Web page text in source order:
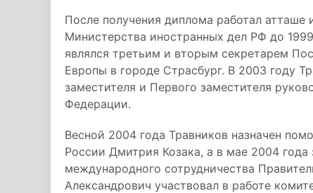
После получения диплома работал
Министерства иностранных дел РФ до
являлся третьим и вторым секретарем
Европы в городе Страсбург. В 2003 году
заместителя и Первого заместителя
Федерации.
Весной 2004 года Травников назначен
России Дмитрия Козака, а в мае 2004 года
международного сотрудничества
Александрович участвовал в работе